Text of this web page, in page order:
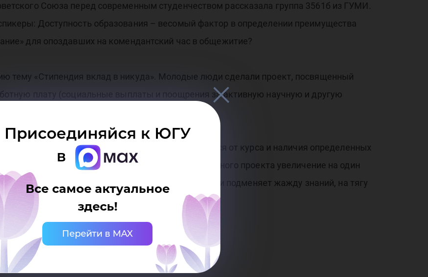
-
Присоединяйся к ЮГУ
в
Все самое актуальное
здесь!
Перейти в MAX
Союза перед современным студенчеством рассказала группа 3561б из ГУМИ.
Доступность образования – весомый фактор в определении преимущества
для опоздавших на комендантский час в общежитие?
тему «Стипендия вклад в никуда». Молодые люди сделали проект, посвященный
плату (социальные выплаты и поощрения за активную научную и другую
в неделе для работы, её нагрузка варьируется от курса и наличия определенных
учебная нагрузка и необходимость для данного проекта увеличение на один
что стипендия делает студентов меркантильными и подменяет жажду знаний, на тягу